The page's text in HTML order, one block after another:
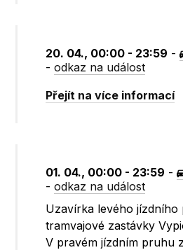
20. 04., 00:00 - 23:59 -
-odkaz na událost
Přejít na více informací
01. 04., 00:00 - 23:59 -
-odkaz na událost
Uzavírka levého jízdního
tramvajové zastávky
V pravém jízdním pruhu